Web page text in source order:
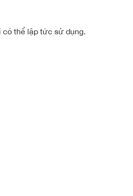
thể lập tức sử dụng.